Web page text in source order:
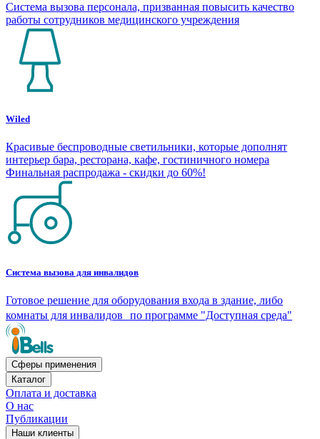
Система вызова персонала, призванная повысить качество
работы сотрудников медицинского учреждения
Wiled
Красивые беспроводные светильники, которые дополнят
интерьер бара, ресторана, кафе, гостиничного номера
Финальная распродажа - скидки до 60%!
Система вызова для инвалидов
Готовое решение для оборудования входа в здание, либо
комнаты для инвалидов по программе "Доступная среда"
Сферы применения
Каталог
Оплата и доставка
О нас
Публикации
Наши клиенты